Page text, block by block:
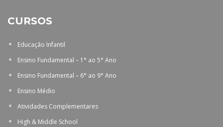
CURSOS
Educação Infantil
Ensino Fundamental – 1° ao 5° Ano
Ensino Fundamental – 6° ao 9° Ano
Ensino Médio
Atividades Complementares
High & Middle School